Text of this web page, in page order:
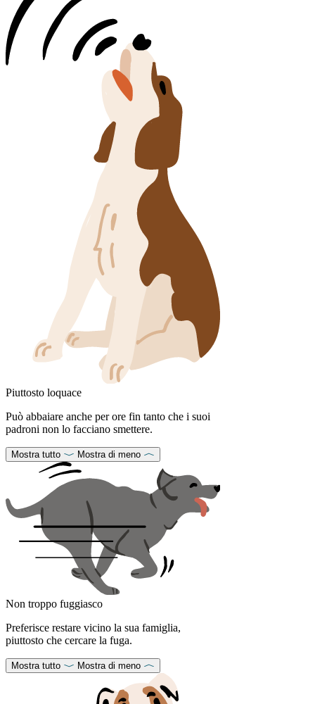
Piuttosto loquace
Può abbaiare anche per ore fin tanto che i suoi
padroni non lo facciano smettere.
Mostra tutto Mostra di meno
Non troppo fuggiasco
Preferisce restare vicino la sua famiglia,
piuttosto che cercare la fuga.
Mostra tutto Mostra di meno